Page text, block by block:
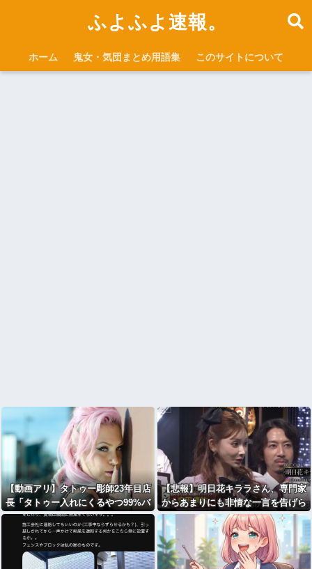
ふよふよ速報。
ホーム 鬼女・気団まとめ用語集 このサイトについて
【動画アリ】タトゥー彫師23年目店
長「タトゥー入れにくるやつ99%バ
カです」←これ！
【悲報】明日花キララさん、専門家
からあまりにも非情な一言を告げら
れる・・・